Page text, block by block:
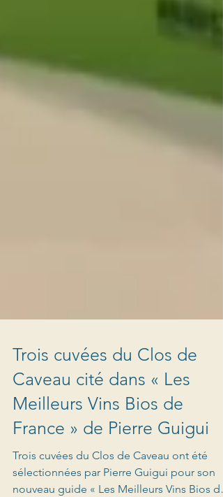
Trois cuvées du Clos de
Caveau cité dans « Les
Meilleurs Vins Bios de
France » de Pierre Guigui
Trois cuvées du Clos de Caveau ont été